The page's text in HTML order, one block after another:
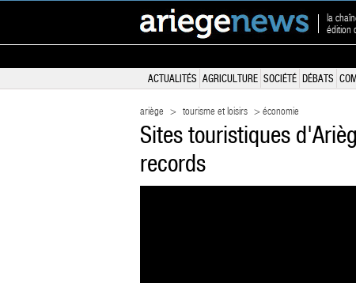
la
édition
ACTUALITÉS AGRICULTURE SOCIÉTÉ DÉBATS
ariège > tourisme et loisirs > économie
Sites touristiques
records